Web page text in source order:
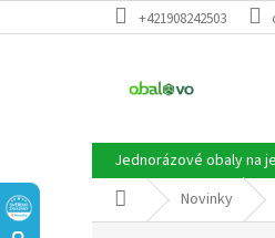
na
+421908242503
Jednorázové obaly na
DomovNovinky